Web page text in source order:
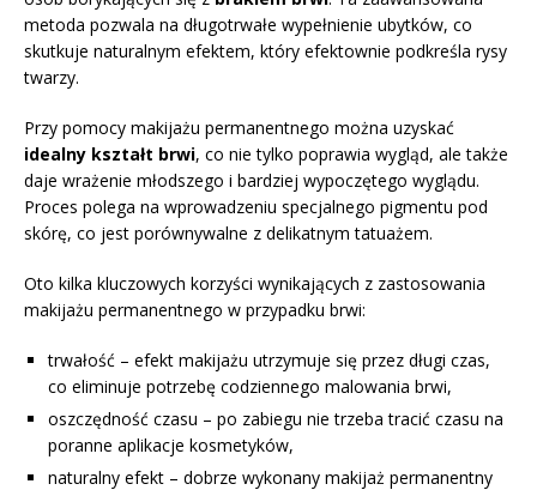
metoda pozwala na długotrwałe wypełnienie ubytków, co
skutkuje naturalnym efektem, który efektownie podkreśla rysy
twarzy.
Przy pomocy makijażu permanentnego można uzyskać
idealny kształt brwi, co nie tylko poprawia wygląd, ale także
daje wrażenie młodszego i bardziej wypoczętego wyglądu.
Proces polega na wprowadzeniu specjalnego pigmentu pod
skórę, co jest porównywalne z delikatnym tatuażem.
Oto kilka kluczowych korzyści wynikających z zastosowania
makijażu permanentnego w przypadku brwi:
trwałość – efekt makijażu utrzymuje się przez długi czas,
co eliminuje potrzebę codziennego malowania brwi,
oszczędność czasu – po zabiegu nie trzeba tracić czasu na
poranne aplikacje kosmetyków,
naturalny efekt – dobrze wykonany makijaż permanentny